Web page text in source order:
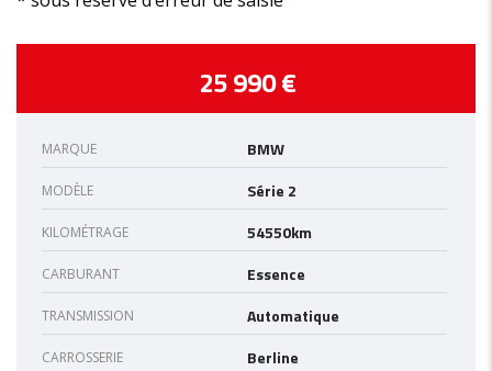
25 990 €
MARQUE BMW
MODÈLE Série 2
KILOMÉTRAGE 54550km
CARBURANT Essence
TRANSMISSION Automatique
CARROSSERIE Berline